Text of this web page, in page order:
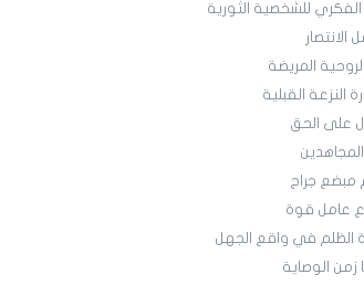
الفكري للشخصية الثورية
الانتصار
الروحية المريضة
النزعة القبلية
على الحق
مبضع جراح
عامل قوة
الظلم في واقع الجهل
زمن الوصاية